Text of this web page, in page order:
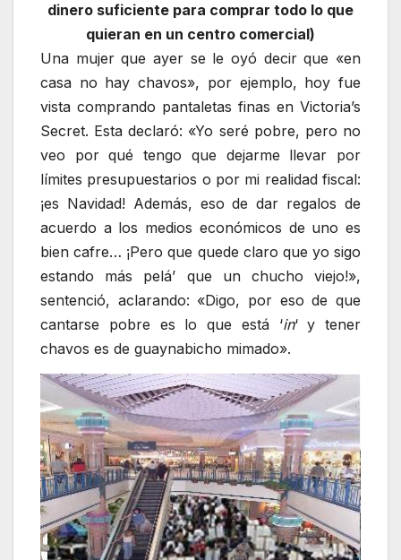
dinero suficiente para comprar todo lo que
quieran en un centro comercial)
Una mujer que ayer se le oyó decir que «en
casa no hay chavos», por ejemplo, hoy fue
vista comprando pantaletas finas en Victoria’s
Secret. Esta declaró: «Yo seré pobre, pero no
veo por qué tengo que dejarme llevar por
límites presupuestarios o por mi realidad fiscal:
¡es Navidad! Además, eso de dar regalos de
acuerdo a los medios económicos de uno es
bien cafre… ¡Pero que quede claro que yo sigo
estando más pelá’ que un chucho viejo!»,
sentenció, aclarando: «Digo, por eso de que
cantarse pobre es lo que está ‘in‘ y tener
chavos es de guaynabicho mimado».